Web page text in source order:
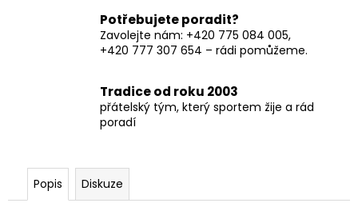
Potřebujete poradit?
Zavolejte nám: +420 775 084 005,
+420 777 307 654 – rádi pomůžeme.
Tradice od roku 2003
přátelský tým, který sportem žije a rád
poradí
Popis Diskuze